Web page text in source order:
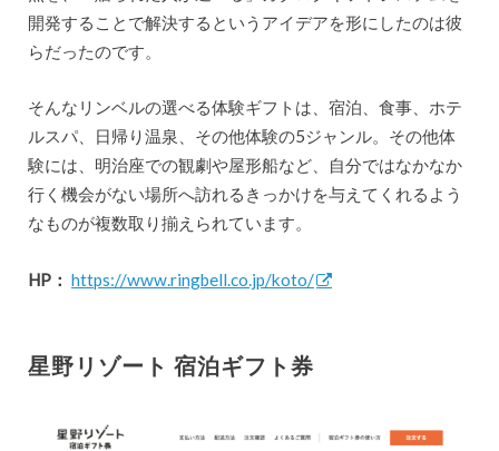
開発することで解決するというアイデアを形にしたのは彼
らだったのです。
そんなリンベルの選べる体験ギフトは、宿泊、食事、ホテ
ルスパ、日帰り温泉、その他体験の5ジャンル。その他体
験には、明治座での観劇や屋形船など、自分ではなかなか
行く機会がない場所へ訪れるきっかけを与えてくれるよう
なものが複数取り揃えられています。
HP： https://www.ringbell.co.jp/koto/
星野リゾート 宿泊ギフト券